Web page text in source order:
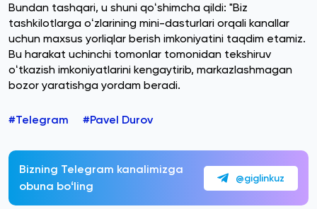
Bundan tashqari, u shuni qoʻshimcha qildi: "Biz
tashkilotlarga oʻzlarining mini-dasturlari orqali kanallar
uchun maxsus yorliqlar berish imkoniyatini taqdim etamiz.
Bu harakat uchinchi tomonlar tomonidan tekshiruv
oʻtkazish imkoniyatlarini kengaytirib, markazlashmagan
bozor yaratishga yordam beradi.
#Telegram #Pavel Durov
Bizning Telegram kanalimizga
obuna boʻling
@giglinkuz